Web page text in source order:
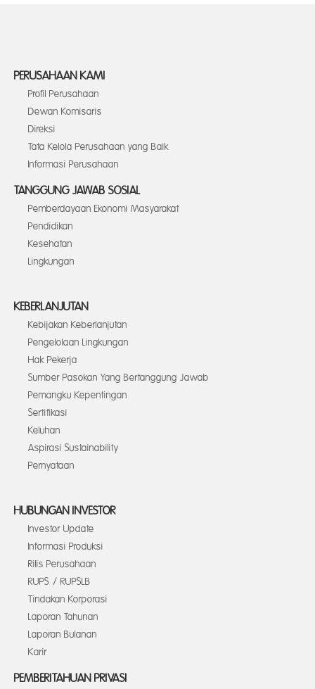
PERUSAHAAN KAMI
Profil Perusahaan
Dewan Komisaris
Direksi
Tata Kelola Perusahaan yang Baik
Informasi Perusahaan
TANGGUNG JAWAB SOSIAL
Pemberdayaan Ekonomi Masyarakat
Pendidikan
Kesehatan
Lingkungan
KEBERLANJUTAN
Kebijakan Keberlanjutan
Pengelolaan Lingkungan
Hak Pekerja
Sumber Pasokan Yang Bertanggung Jawab
Pemangku Kepentingan
Sertifikasi
Keluhan
Aspirasi Sustainability
Pernyataan
HUBUNGAN INVESTOR
Investor Update
Informasi Produksi
Rilis Perusahaan
RUPS / RUPSLB
Tindakan Korporasi
Laporan Tahunan
Laporan Bulanan
Karir
PEMBERITAHUAN PRIVASI